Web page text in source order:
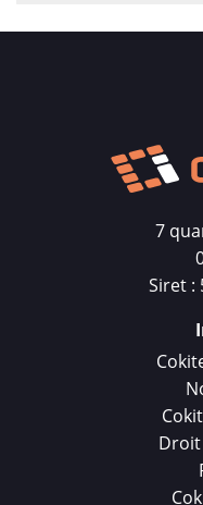
7
Siret :